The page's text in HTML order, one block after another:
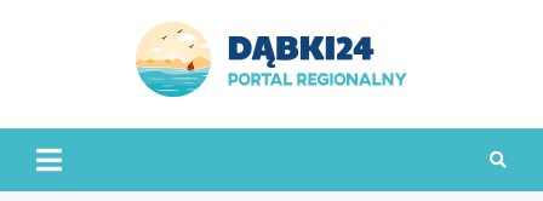
dabki24.pl